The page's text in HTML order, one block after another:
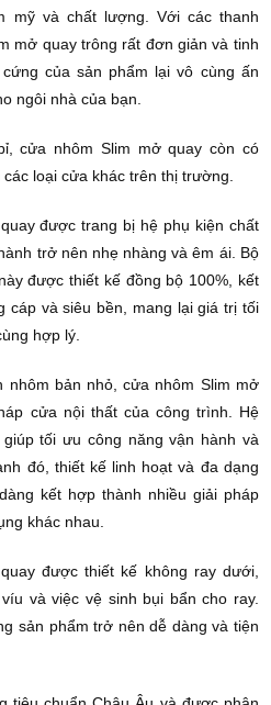
mỹ và chất lượng. Với các thanh
mở quay trông rất đơn giản và tinh
của sản phẩm lại vô cùng ấn
ngôi nhà của bạn.
cửa nhôm Slim mở quay còn có
loại cửa khác trên thị trường.
được trang bị hệ phụ kiện chất
trở nên nhẹ nhàng và êm ái. Bộ
được thiết kế đồng bộ 100%, kết
cáp và siêu bền, mang lại giá trị tối
hợp lý.
nhôm bản nhỏ, cửa nhôm Slim mở
cửa nội thất của công trình. Hệ
tối ưu công năng vận hành và
đó, thiết kế linh hoạt và đa dạng
kết hợp thành nhiều giải pháp
khác nhau.
được thiết kế không ray dưới,
và việc vệ sinh bụi bẩn cho ray.
sản phẩm trở nên dễ dàng và tiện